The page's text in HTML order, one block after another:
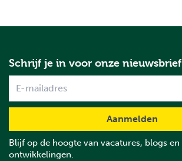
Schrijf je in voor onze nieuwsbrief
Blijf op de hoogte van vacatures, blogs en
ontwikkelingen.